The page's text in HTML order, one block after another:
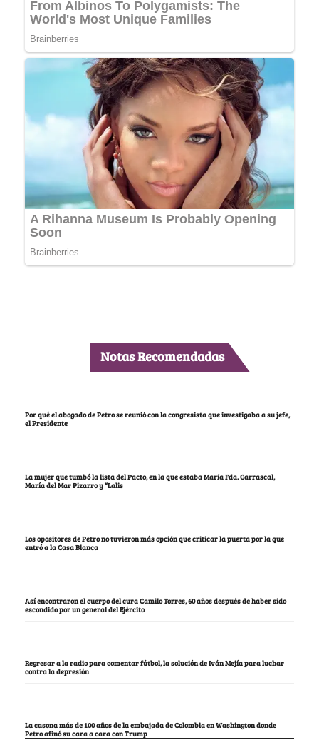
Notas Recomendadas
Por qué el abogado de Petro se reunió con la congresista que investigaba a su jefe,
el Presidente
La mujer que tumbó la lista del Pacto, en la que estaba María Fda. Carrascal,
María del Mar Pizarro y “Lalis
Los opositores de Petro no tuvieron más opción que criticar la puerta por la que
entró a la Casa Blanca
Así encontraron el cuerpo del cura Camilo Torres, 60 años después de haber sido
escondido por un general del Ejército
Regresar a la radio para comentar fútbol, la solución de Iván Mejía para luchar
contra la depresión
La casona más de 100 años de la embajada de Colombia en Washington donde
Petro afinó su cara a cara con Trump